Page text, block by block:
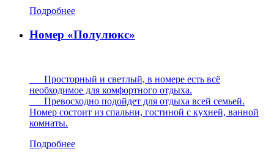
Подробнее
Номер «Полулюкс»
Просторный и светлый, в номере есть всё
необходимое для комфортного отдыха.
Превосходно подойдет для отдыха всей семьей.
Номер состоит из спальни, гостиной с кухней, ванной
комнаты.
Подробнее